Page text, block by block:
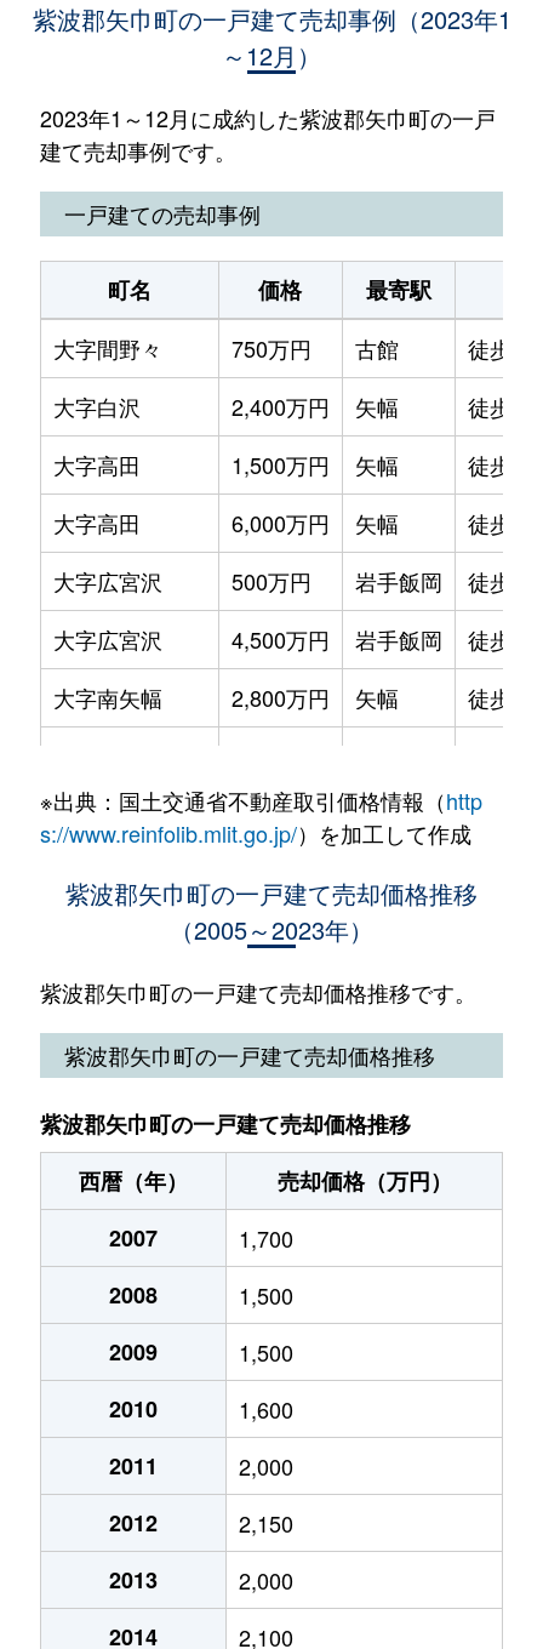
紫波郡矢巾町の一戸建て売却事例（2023年1
～12月）
2023年1～12月に成約した紫波郡矢巾町の一戸
建て売却事例です。
一戸建ての売却事例
町名 価格 最寄駅
大字間野々
750万円 古館
徒歩45
大字白沢
2,400万円 矢幅
徒歩20
大字高田
1,500万円 矢幅
徒歩45
大字高田
6,000万円 矢幅
徒歩45
大字広宮沢
500万円 岩手飯岡
徒歩1
大字広宮沢
4,500万円 岩手飯岡
徒歩45
大字南矢幅
2,800万円 矢幅
徒歩11
※出典：国土交通省不動産取引価格情報（http
s://www.reinfolib.mlit.go.jp/）を加工して作成
紫波郡矢巾町の一戸建て売却価格推移
（2005～2023年）
紫波郡矢巾町の一戸建て売却価格推移です。
紫波郡矢巾町の一戸建て売却価格推移
紫波郡矢巾町の一戸建て売却価格推移
西暦（年）
売却価格（万円）
2007
1,700
2008
1,500
2009
1,500
2010
1,600
2011
2,000
2012
2,150
2013
2,000
2014
2,100